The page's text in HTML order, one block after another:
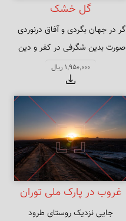
گل خشک
صورت بدین شگرفی در کفر و دین
نباشد
1,950,000 ریال
غروب در پارک ملی توران
جایی نزدیک روستای طرود